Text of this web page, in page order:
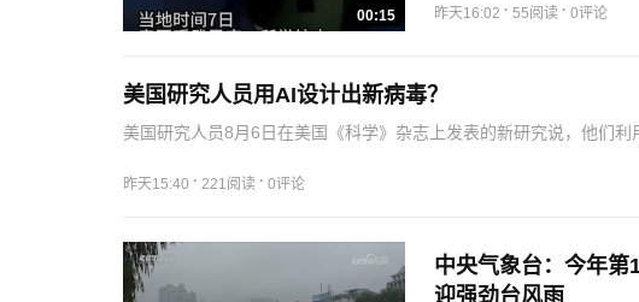
00:15 昨天16:02 · 55阅读 · 0评论
美国研究人员用AI设计出新病毒？
美国研究人员8月6日在美国《科学》杂志上发表的新研究说，他们利
昨天15:40 · 221阅读 · 0评论
中央气象台：今年第
迎强劲台风雨